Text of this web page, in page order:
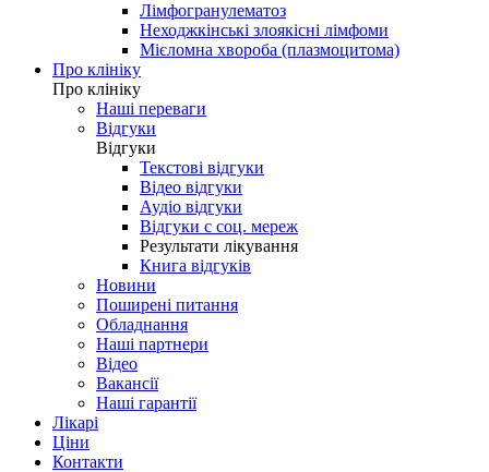
Лімфогранулематоз
Неходжкінські злоякісні лімфоми
Мієломна хвороба (плазмоцитома)
Про клініку
Про клініку
Наші переваги
Відгуки
Відгуки
Текстові відгуки
Відео відгуки
Аудіо відгуки
Відгуки с соц. мереж
Результати лікування
Книга відгуків
Новини
Поширені питання
Обладнання
Наші партнери
Відео
Вакансії
Наші гарантії
Лікарі
Ціни
Контакти